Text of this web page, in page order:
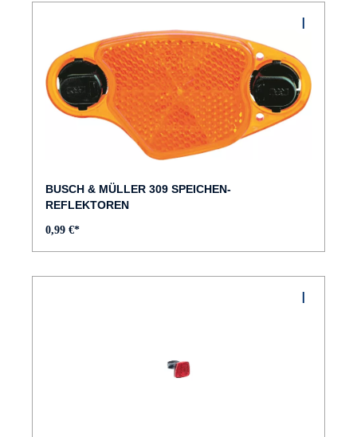
BUSCH & MÜLLER 309 SPEICHEN-
REFLEKTOREN
0,99 €*